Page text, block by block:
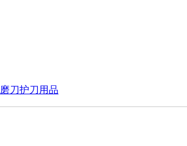
磨刀护刀用品